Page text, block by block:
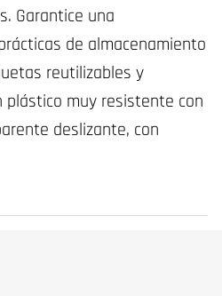
Garantice una
de almacenamiento
reutilizables y
plástico muy resistente con
deslizante, con